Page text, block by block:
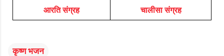
आरति संग्रह चालीसा संग्रह
कृष्ण भजन